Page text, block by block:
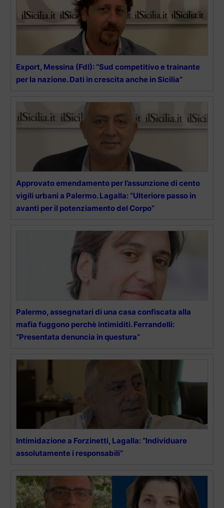
Export, Messina (FdI): “Sud competitivo e trainante
per la nazione. Dati in crescita anche in Sicilia”
Approvato emendamento per l’assunzione di cento
vigili urbani a Palermo. Lagalla: “Ulteriore passo in
avanti per il potenziamento del Corpo”
Palermo, assegnatari di una casa confiscata alla
mafia fuggono perchè intimiditi. Ferrandelli:
“Presentata denuncia in questura”
Intimidazione a Forzinetti, Lagalla: “Individuare
assolutamente i responsabili”